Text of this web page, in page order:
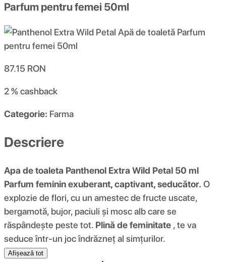
Parfum pentru femei 50ml
87.15 RON
2 %cashback
Categorie: Farma
Descriere
Apa de toaleta Panthenol Extra Wild Petal 50 ml
Parfum feminin exuberant, captivant, seducător. O
explozie de flori, cu un amestec de fructe uscate,
bergamotă, bujor, paciuli și mosc alb care se
răspândește peste tot. Plină de feminitate , te va
seduce într-un joc îndrăzneț al simțurilor.
Afișează tot